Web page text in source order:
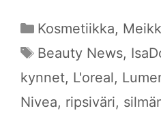
Kategoriat
Kosmetiikka,
Avainsanat
Beauty News,
kynnet, L'oreal,
Nivea, ripsiväri,